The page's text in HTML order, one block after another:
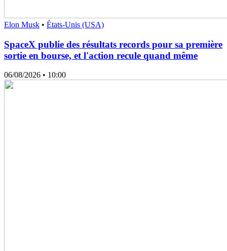
Elon Musk • États-Unis (USA)
SpaceX publie des résultats records pour sa première
sortie en bourse, et l'action recule quand même
06/08/2026 • 10:00